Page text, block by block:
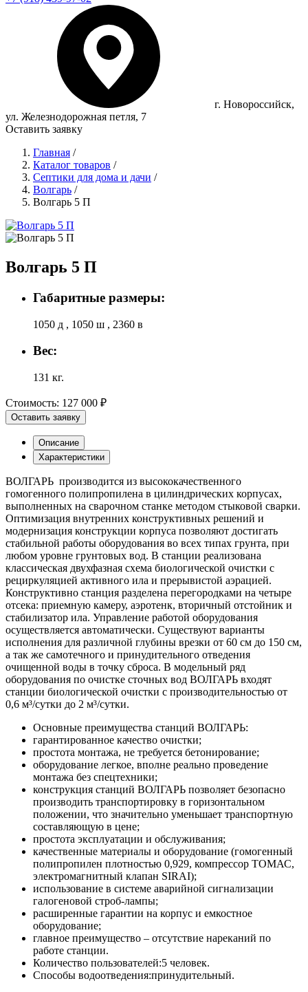
г. Новороссийск,
ул. Железнодорожная петля, 7
Оставить заявку
Главная /
Каталог товаров /
Септики для дома и дачи /
Волгарь /
Волгарь 5 П
Волгарь 5 П
Габаритные размеры:
1050 д , 1050 ш , 2360 в
Вес:
131 кг.
Стоимость: 127 000 ₽
Оставить заявку
Описание
Характеристики
ВОЛГАРЬ производится из высококачественного
гомогенного полипропилена в цилиндрических корпусах,
выполненных на сварочном станке методом стыковой сварки.
Оптимизация внутренних конструктивных решений и
модернизация конструкции корпуса позволяют достигать
стабильной работы оборудования во всех типах грунта, при
любом уровне грунтовых вод. В станции реализована
классическая двухфазная схема биологической очистки с
рециркуляцией активного ила и прерывистой аэрацией.
Конструктивно станция разделена перегородками на четыре
отсека: приемную камеру, аэротенк, вторичный отстойник и
стабилизатор ила. Управление работой оборудования
осуществляется автоматически. Существуют варианты
исполнения для различной глубины врезки от 60 см до 150 см,
а так же самотечного и принудительного отведения
очищенной воды в точку сброса. В модельный ряд
оборудования по очистке сточных вод ВОЛГАРЬ входят
станции биологической очистки с производительностью от
0,6 м³/сутки до 2 м³/сутки.
Основные преимущества станций ВОЛГАРЬ:
гарантированное качество очистки;
простота монтажа, не требуется бетонирование;
оборудование легкое, вполне реально проведение
монтажа без спецтехники;
конструкция станций ВОЛГАРЬ позволяет безопасно
производить транспортировку в горизонтальном
положении, что значительно уменьшает транспортную
составляющую в цене;
простота эксплуатации и обслуживания;
качественные материалы и оборудование (гомогенный
полипропилен плотностью 0,929, компрессор ТОМАС,
электромагнитный клапан SIRAI);
использование в системе аварийной сигнализации
галогеновой строб-лампы;
расширенные гарантии на корпус и емкостное
оборудование;
главное преимущество – отсутствие нареканий по
работе станции.
Количество пользователей:5 человек.
Способы водоотведения:принудительный.